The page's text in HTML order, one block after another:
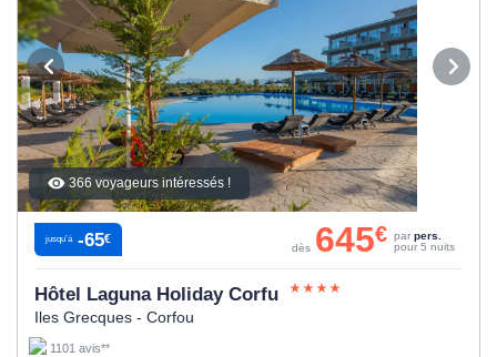
366 voyageurs intéressés !
Hôtel Laguna Holiday Corfu
Iles Grecques - Corfou
1101 avis**
jusqu’à -65€
dès 645€ par pers.
pour 5 nuits